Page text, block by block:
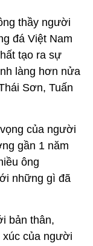
thầy người
đá Việt Nam
tạo ra sự
làng hơn nửa
Sơn, Tuấn
của người
gần 1 năm
ông
những gì đã
bản thân,
xúc của người